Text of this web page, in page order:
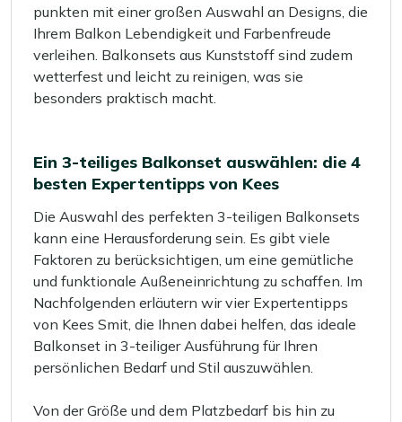
punkten mit einer großen Auswahl an Designs, die
Ihrem Balkon Lebendigkeit und Farbenfreude
verleihen. Balkonsets aus Kunststoff sind zudem
wetterfest und leicht zu reinigen, was sie
besonders praktisch macht.
Ein 3-teiliges Balkonset auswählen: die 4
besten Expertentipps von Kees
Die Auswahl des perfekten 3-teiligen Balkonsets
kann eine Herausforderung sein. Es gibt viele
Faktoren zu berücksichtigen, um eine gemütliche
und funktionale Außeneinrichtung zu schaffen. Im
Nachfolgenden erläutern wir vier Expertentipps
von Kees Smit, die Ihnen dabei helfen, das ideale
Balkonset in 3-teiliger Ausführung für Ihren
persönlichen Bedarf und Stil auszuwählen.
Von der Größe und dem Platzbedarf bis hin zu